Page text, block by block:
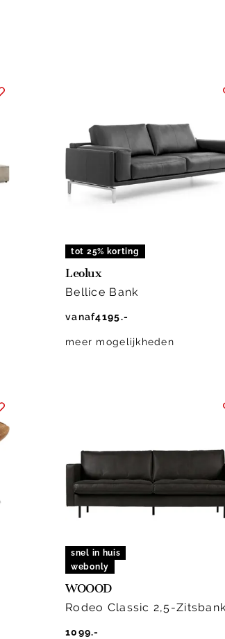
tot 25% korting
Leolux
Bellice Bank
vanaf4195.-
meer mogelijkheden
snel in huis
webonly
WOOOD
Rodeo Classic 2,5-Zitsbank
1099.-